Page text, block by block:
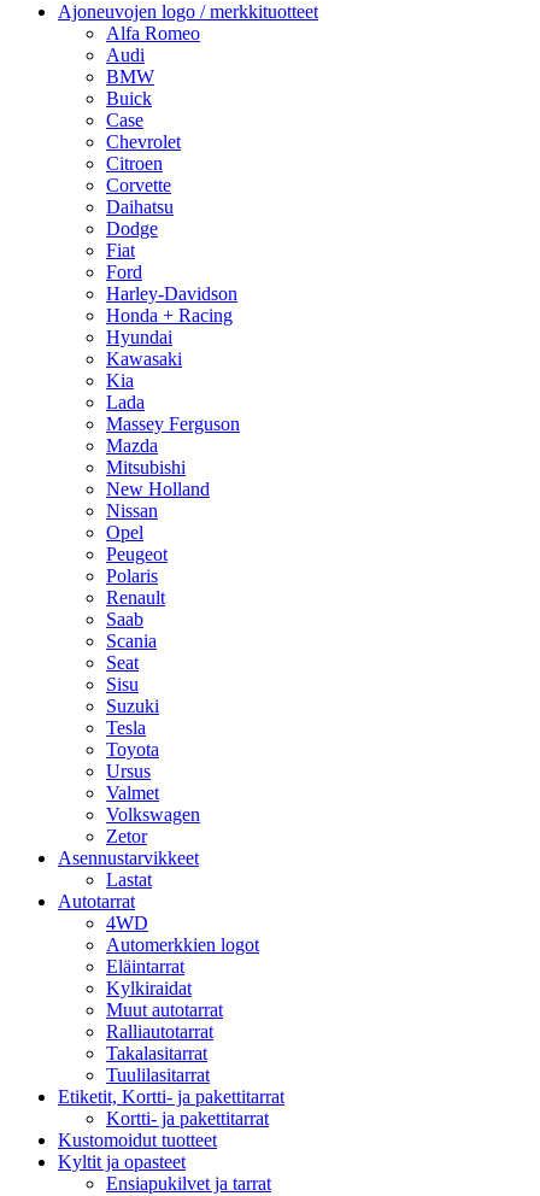
Ajoneuvojen logo / merkkituotteet
Alfa Romeo
Audi
BMW
Buick
Case
Chevrolet
Citroen
Corvette
Daihatsu
Dodge
Fiat
Ford
Harley-Davidson
Honda + Racing
Hyundai
Kawasaki
Kia
Lada
Massey Ferguson
Mazda
Mitsubishi
New Holland
Nissan
Opel
Peugeot
Polaris
Renault
Saab
Scania
Seat
Sisu
Suzuki
Tesla
Toyota
Ursus
Valmet
Volkswagen
Zetor
Asennustarvikkeet
Lastat
Autotarrat
4WD
Automerkkien logot
Eläintarrat
Kylkiraidat
Muut autotarrat
Ralliautotarrat
Takalasitarrat
Tuulilasitarrat
Etiketit, Kortti- ja pakettitarrat
Kortti- ja pakettitarrat
Kustomoidut tuotteet
Kyltit ja opasteet
Ensiapukilvet ja tarrat